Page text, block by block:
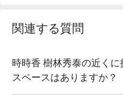
関連する質問
時時香 樹林秀泰の近く
スペースはありますか？